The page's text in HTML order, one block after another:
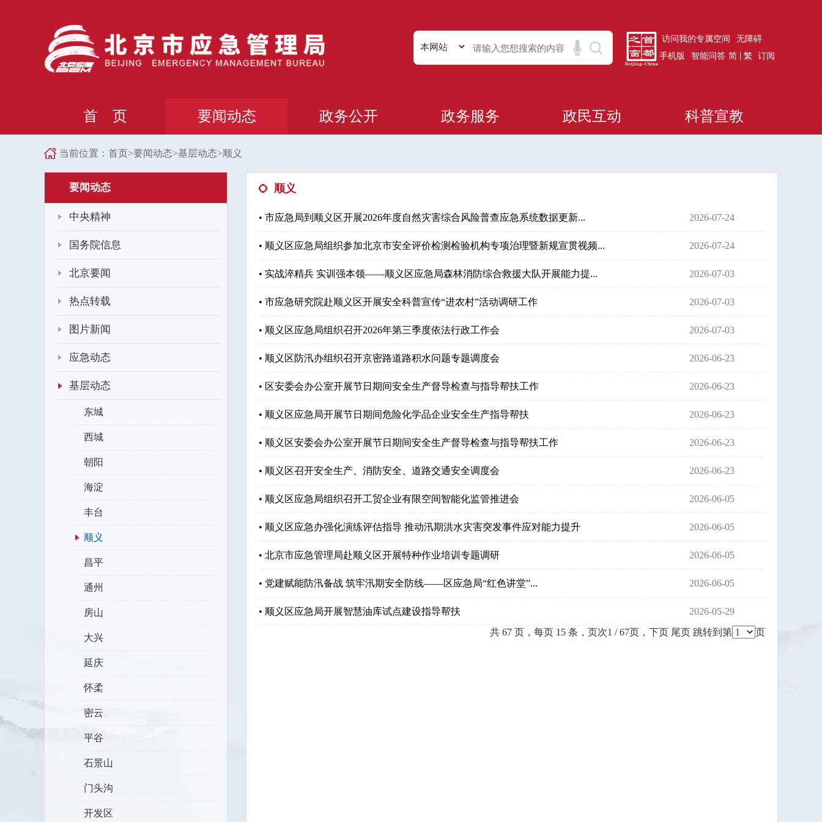
访问我的专属空间
无障碍
手机版
智能问答 简 | 繁 订阅
首 页 要闻动态 政务公开 政务服务 政民互动 科普宣教
当前位置： 首页>要闻动态>基层动态>顺义
要闻动态
中央精神
国务院信息
北京要闻
热点转载
图片新闻
应急动态
基层动态
东城
西城
朝阳
海淀
丰台
顺义
昌平
通州
房山
大兴
延庆
怀柔
密云
平谷
石景山
门头沟
开发区
顺义
• 市应急局到顺义区开展2026年度自然灾害综合风险普查应急系统数据更新... 2026-07-24
• 顺义区应急局组织参加北京市安全评价检测检验机构专项治理暨新规宣贯视频... 2026-07-24
• 实战淬精兵 实训强本领——顺义区应急局森林消防综合救援大队开展能力提... 2026-07-03
• 市应急研究院赴顺义区开展安全科普宣传“进农村”活动调研工作 2026-07-03
• 顺义区应急局组织召开2026年第三季度依法行政工作会 2026-07-03
• 顺义区防汛办组织召开京密路道路积水问题专题调度会 2026-06-23
• 区安委会办公室开展节日期间安全生产督导检查与指导帮扶工作 2026-06-23
• 顺义区应急局开展节日期间危险化学品企业安全生产指导帮扶 2026-06-23
• 顺义区安委会办公室开展节日期间安全生产督导检查与指导帮扶工作 2026-06-23
• 顺义区召开安全生产、消防安全、道路交通安全调度会 2026-06-23
• 顺义区应急局组织召开工贸企业有限空间智能化监管推进会 2026-06-05
• 顺义区应急办强化演练评估指导 推动汛期洪水灾害突发事件应对能力提升 2026-06-05
• 北京市应急管理局赴顺义区开展特种作业培训专题调研 2026-06-05
• 党建赋能防汛备战 筑牢汛期安全防线——区应急局“红色讲堂”... 2026-06-05
• 顺义区应急局开展智慧油库试点建设指导帮扶
2026-05-29
共 67 页，每页 15 条，页次1 / 67页， 下页 尾页 跳转到第 页